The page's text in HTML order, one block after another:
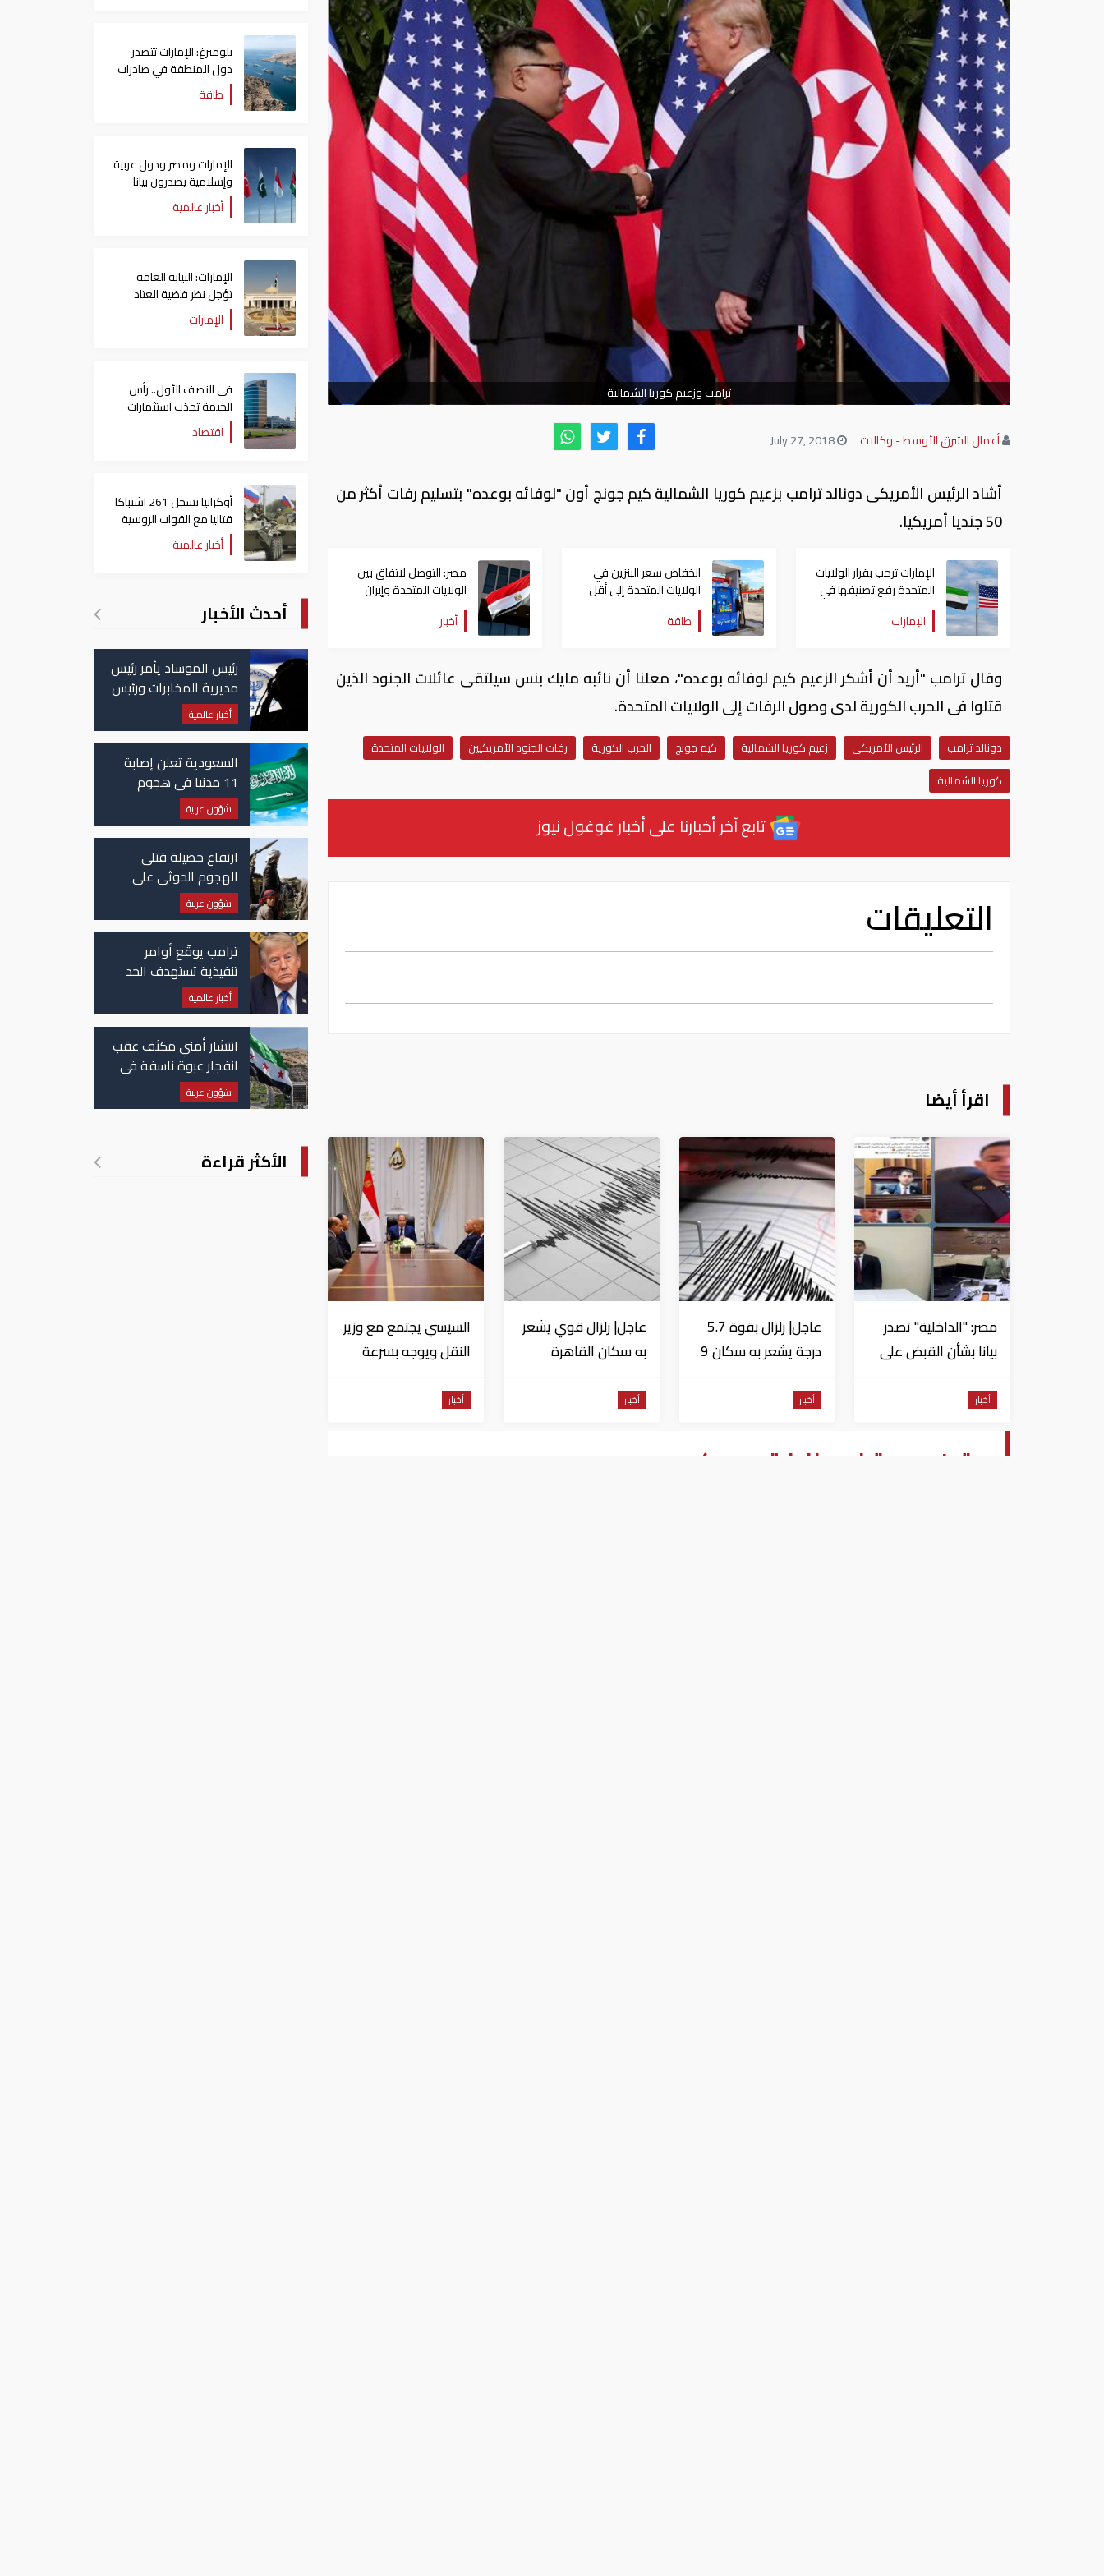
ترامب وزعيم كوريا الشمالية
أعمال الشرق الأوسط - وكالات
أشاد الرئيس الأمريكى دونالد ترامب بزعيم كوريا الشمالية كيم جونج أون "لوفائه بوعده" بتسليم رفات أكثر من
50 جنديا أمريكيا.
الإمارات ترحب بقرار الولايات
المتحدة رفع تصنيفها في
ضوابط التصدير
الإمارات
انخفاض سعر البنزين في
الولايات المتحدة إلى أقل
من أربعة دولارات
طاقة
مصر: التوصل لاتفاق بين
الولايات المتحدة وإيران
تطور بالغ الأهمية
أخبار
وقال ترامب "أريد أن أشكر الزعيم كيم لوفائه بوعده"، معلنا أن نائبه مايك بنس سيلتقى عائلات الجنود الذين
قتلوا فى الحرب الكورية لدى وصول الرفات إلى الولايات المتحدة.
دونالد ترامب الرئيس الأمريكى زعيم كوريا الشمالية كيم جونج الحرب الكورية رفات الجنود الأمريكيين
الولايات المتحدة
كوريا الشمالية
تابع آخر أخبارنا على أخبار غوغول نيوز
التعليقات
اقرأ أيضا
مصر: "الداخلية" تصدر
بيانا بشأن القبض على
للاستيلاء على
أخبار
عاجل| زلزال بقوة 5.7
درجة يشعر به سكان 9
من السويس
أخبار
عاجل| زلزال قوي يشعر
به سكان القاهرة
أخبار
السيسي يجتمع مع وزير
النقل ويوجه بسرعة
المشروعات الجاري
أخبار
بوتين يدعو ترامب لزيارة موسكو
بلومبرغ: الإمارات تتصدر
دول المنطقة في صادرات
النفط عبر مضيق هرمز
طاقة
الإمارات ومصر ودول عربية
وإسلامية يصدرون بيانا
مشتركا بشأن الانتهاكات
الإسرائيلية في غزة
أخبار عالمية
الإمارات: النيابة العامة
تؤجل نظر قضية العتاد
العسكري للسودان
الإمارات
في النصف الأول.. رأس
الخيمة تجذب استثمارات
تتجاوز 771 مليون درهماقتصاد
أوكرانيا تسجل 261 اشتباكا
قتاليا مع القوات الروسية
أخبار عالمية
أحدث الأخبار
رئيس الموساد يأمر رئيس
مديرية المخابرات ورئيس
قسم إيران بالاستقالة
أخبار عالمية
السعودية تعلن إصابة
11 مدنيا في هجوم
حوثي على نجران
شؤون عربية
ارتفاع حصيلة قتلى
الهجوم الحوثي على
قتيلًا وعشرات الجرحى
شؤون عربية
ترامب يوقّع أوامر
تنفيذية تستهدف الحد
من منح الجنسية
الأمريكية بالولادة
أخبار عالمية
انتشار أمني مكثف عقب
انفجار عبوة ناسفة في
حافلة ركاب في سوريا
شؤون عربية
الأكثر قراءة